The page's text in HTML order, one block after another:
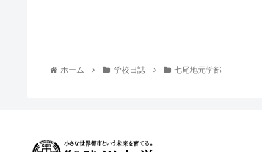
ホーム 学校日誌 七尾地元学部